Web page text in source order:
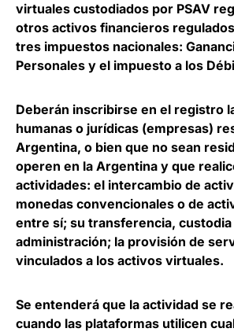
virtuales custodiados por PSAV
otros activos financieros
tres impuestos nacionales:
Personales y el impuesto a los
Deberán inscribirse en el registro
humanas o jurídicas (empresas)
Argentina, o bien que no sean
operen en la Argentina y que
actividades: el intercambio de
monedas convencionales o de
entre sí; su transferencia, custodia
administración; la provisión de
vinculados a los activos virtuales.
Se entenderá que la actividad se
cuando las plataformas utilicen